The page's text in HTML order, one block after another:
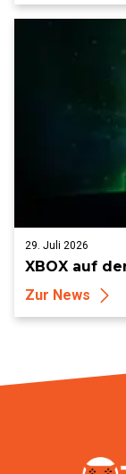
29. Juli 2026
XBOX auf
Zur News